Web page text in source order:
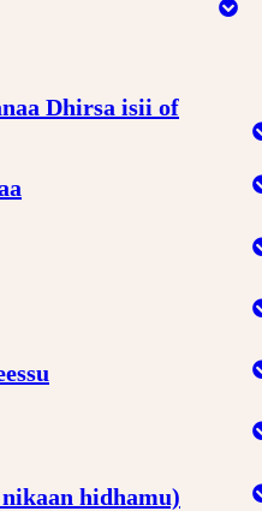
Dhirsa isii of
hidhamu)